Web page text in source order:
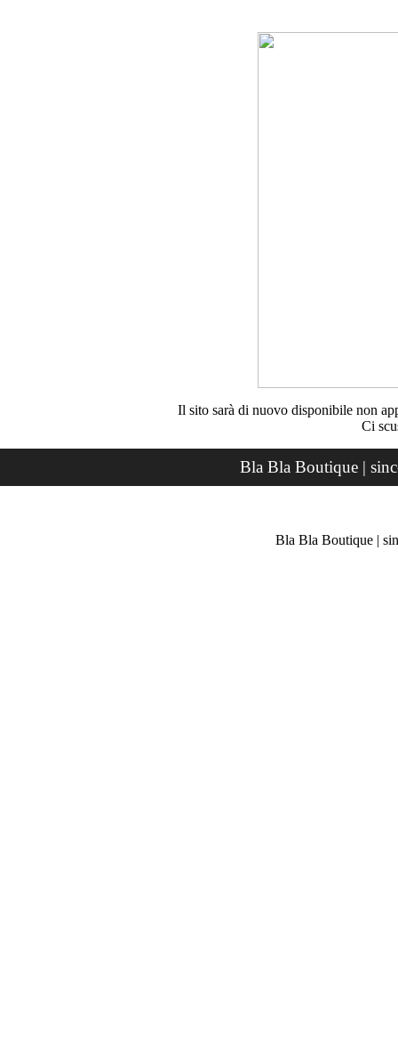
Il sito sarà di nuovo disponibile non
Ci
Bla Bla Boutique |
Bla Bla Boutique |